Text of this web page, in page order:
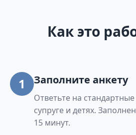
Как это
1 Заполните анкету
Ответьте на
супруге и детях.
15 минут.